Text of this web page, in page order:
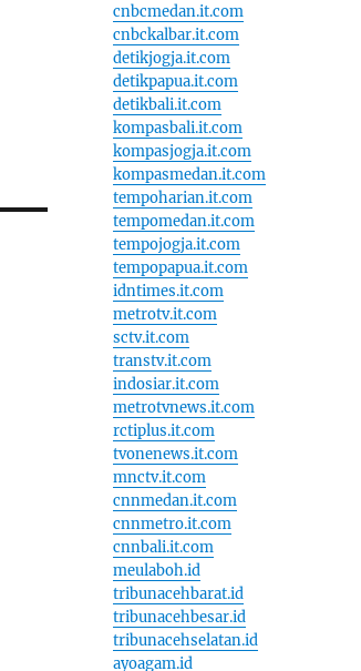
cnbcmedan.it.com
cnbckalbar.it.com
detikjogja.it.com
detikpapua.it.com
detikbali.it.com
kompasbali.it.com
kompasjogja.it.com
kompasmedan.it.com
tempoharian.it.com
tempomedan.it.com
tempojogja.it.com
tempopapua.it.com
idntimes.it.com
metrotv.it.com
sctv.it.com
transtv.it.com
indosiar.it.com
metrotvnews.it.com
rctiplus.it.com
tvonenews.it.com
mnctv.it.com
cnnmedan.it.com
cnnmetro.it.com
cnnbali.it.com
meulaboh.id
tribunacehbarat.id
tribunacehbesar.id
tribunacehselatan.id
ayoagam.id